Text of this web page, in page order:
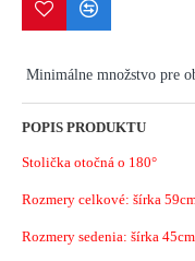
Minimálne množstvo pre
POPIS PRODUKTU
Stolička otočná o 180°
Rozmery celkové: šírka
Rozmery sedenia: šírka